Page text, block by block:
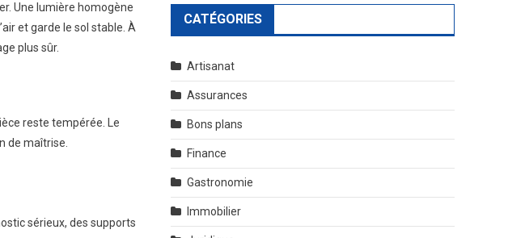
Une lumière homogène
et garde le sol stable. À
plus sûr.
reste tempérée. Le
de maîtrise.
sérieux, des supports
CATÉGORIES
Artisanat
Assurances
Bons plans
Finance
Gastronomie
Immobilier